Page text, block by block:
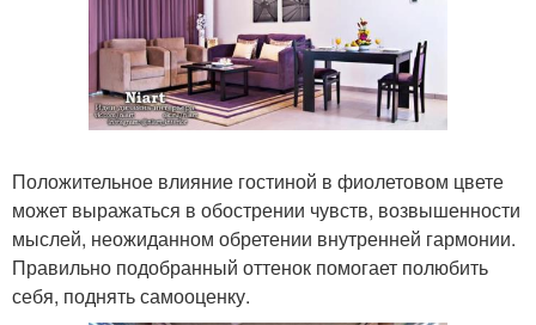
Положительное влияние гостиной в фиолетовом цвете
может выражаться в обострении чувств, возвышенности
мыслей, неожиданном обретении внутренней гармонии.
Правильно подобранный оттенок помогает полюбить
себя, поднять самооценку.